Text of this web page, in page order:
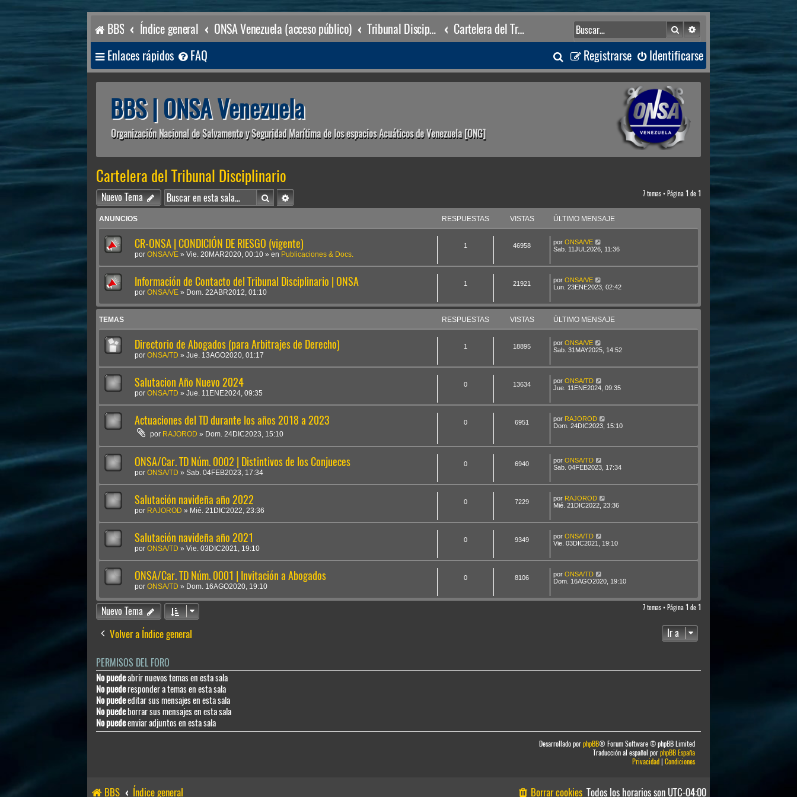
BBS Índice general ONSA Venezuela (acceso público) Tribunal Disciplinario (órgano disciplinario) Cartelera del Tribunal Disciplinario BuscarBúsqueda avanzada
Enlaces rápidos FAQ Identificarse
Registrarse
B
u
a
BBS | ONSA Venezuela
Organización Nacional de Salvamento y Seguridad Marítima de los espacios Acuáticos de Venezuela [ONG]
Cartelera del Tribunal Disciplinario
Nuevo Tema BuscarBúsqueda avanzada 7 temas • Página 1 de 1
ANUNCIOS RESPUESTAS VISTAS ÚLTIMO MENSAJE
CR-ONSA | CONDICIÓN DE RIESGO (vigente)
por ONSA/VE » Vie. 20MAR2020, 00:10 » en Publicaciones & Docs.
1 46958 por ONSA/VE
Sab. 11JUL2026, 11:36
Información de Contacto del Tribunal Disciplinario | ONSA
por ONSA/VE » Dom. 22ABR2012, 01:10
1 21921 por ONSA/VE
Lun. 23ENE2023, 02:42
TEMAS RESPUESTAS VISTAS ÚLTIMO MENSAJE
Directorio de Abogados (para Arbitrajes de Derecho)
por ONSA/TD » Jue. 13AGO2020, 01:17
1 18895 por ONSA/VE
Sab. 31MAY2025, 14:52
Salutacion Año Nuevo 2024
por ONSA/TD » Jue. 11ENE2024, 09:35
0 13634 por ONSA/TD
Jue. 11ENE2024, 09:35
Actuaciones del TD durante los años 2018 a 2023
por RAJOROD » Dom. 24DIC2023, 15:10
0 6951 por RAJOROD
Dom. 24DIC2023, 15:10
ONSA/Car. TD Núm. 0002 | Distintivos de los Conjueces
por ONSA/TD » Sab. 04FEB2023, 17:34
0 6940 por ONSA/TD
Sab. 04FEB2023, 17:34
Salutación navideña año 2022
por RAJOROD » Mié. 21DIC2022, 23:36
0 7229 por RAJOROD
Mié. 21DIC2022, 23:36
Salutación navideña año 2021
por ONSA/TD » Vie. 03DIC2021, 19:10
0 9349 por ONSA/TD
Vie. 03DIC2021, 19:10
ONSA/Car. TD Núm. 0001 | Invitación a Abogados
por ONSA/TD » Dom. 16AGO2020, 19:10
0 8106 por ONSA/TD
Dom. 16AGO2020, 19:10
Nuevo Tema 7 temas • Página 1 de 1
Volver a Índice general Ir a
PERMISOS DEL FORO
No puedeabrir nuevos temas en esta sala
No puederesponder a temas en esta sala
No puedeeditar sus mensajes en esta sala
No puedeborrar sus mensajes en esta sala
No puedeenviar adjuntos en esta sala
Desarrollado porphpBB® Forum Software © phpBB Limited
Traducción al español porphpBB España
Privacidad| Condiciones
BBS Índice general Todos los horarios son UTC-04:00
Borrar cookies